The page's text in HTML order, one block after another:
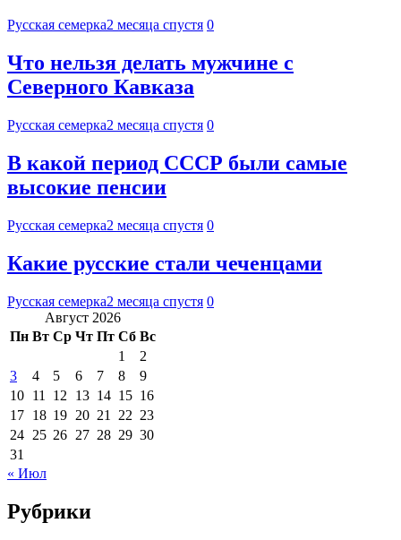
Русская семерка2 месяца спустя 0
Что нельзя делать мужчине с
Северного Кавказа
Русская семерка2 месяца спустя 0
В какой период СССР были самые
высокие пенсии
Русская семерка2 месяца спустя 0
Какие русские стали чеченцами
Русская семерка2 месяца спустя 0
Август 2026
Пн Вт Ср Чт Пт Сб Вс
1
2
3
4 5 6 7 8
9
10 11 12 13 14 15 16
17 18 19 20 21 22 23
24 25 26 27 28 29 30
31
« Июл
Рубрики